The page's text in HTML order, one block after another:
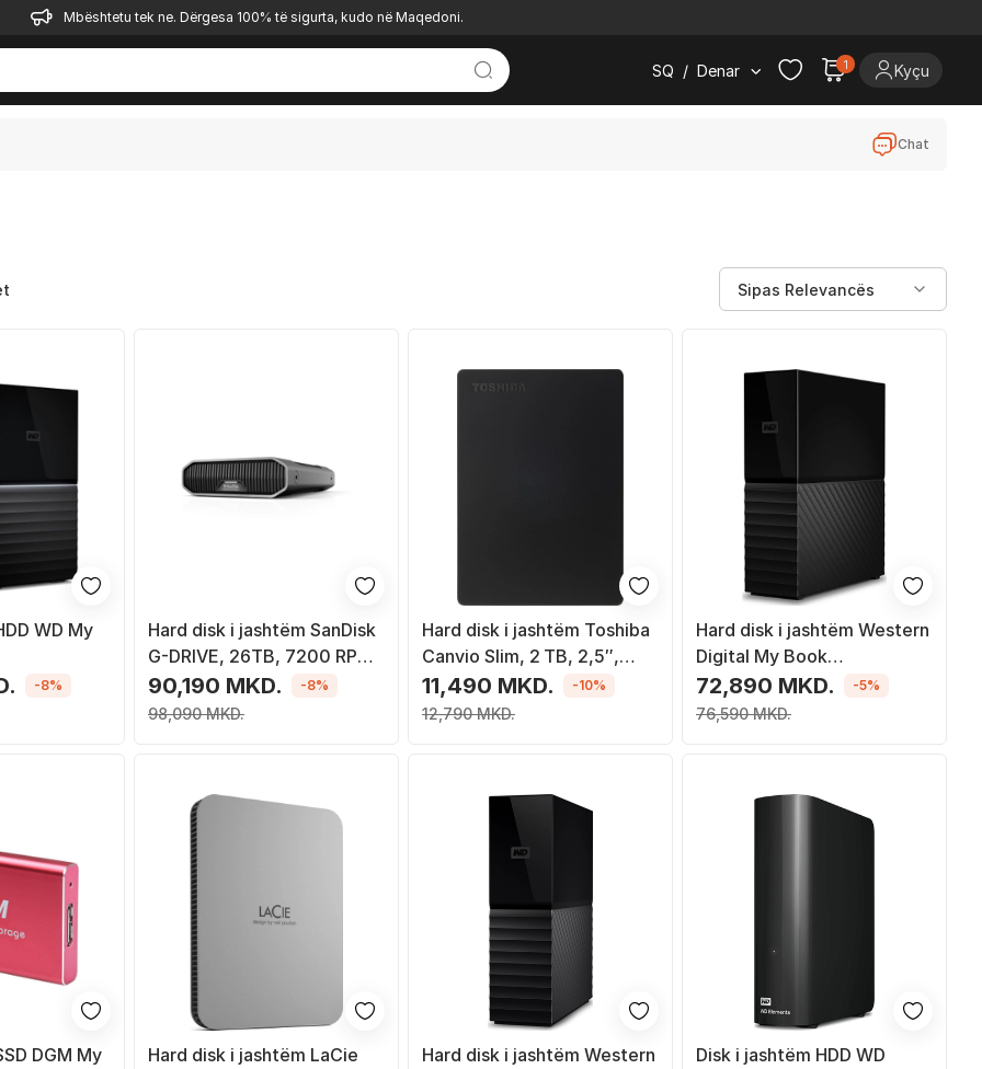
Mbështetu tek ne. Dërgesa 100% të sigurta, kudo në Maqedoni.
SQ / Denar 1 Kyçu
Chat
WD My
EESN),
zi/hirtë
-8%
Hard disk i jashtëm SanDisk
G-DRIVE, 26TB, 7200 RPM,
USB Type C 3.2 Gen 2, çelik
inox
90,190 MKD.
98,090 MKD.
-8%
Hard disk i jashtëm Toshiba
Canvio Slim, 2 TB, 2,5″,
USB 3.2 Gen 1, i zi
11,490 MKD.
12,790 MKD.
-10%
Hard disk i jashtëm Western
Digital My Book
WDBBGB0260HBK EESN,
26TB, USB 3.0, i zi
72,890 MKD.
76,590 MKD.
-5%
DGM My
Hard disk i jashtëm LaCie
Hard disk i jashtëm Western
Disk i jashtëm HDD WD